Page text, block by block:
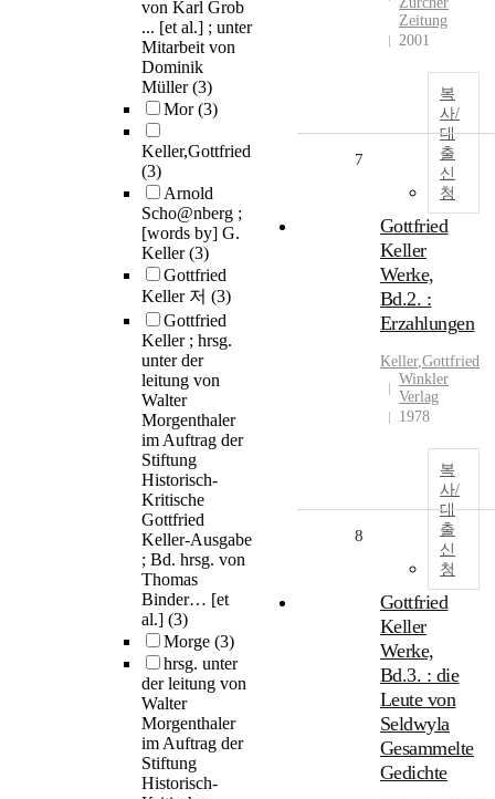
von Karl Grob
... [et al.] ; unter
Mitarbeit von
Dominik
Müller(3)
Mor(3)
Keller,Gottfried
(3)
Arnold
Scho@nberg ;
[words by] G.
Keller(3)
Gottfried
Keller 저 (3)
Gottfried
Keller ; hrsg.
unter der
leitung von
Walter
Morgenthaler
im Auftrag der
Stiftung
Historisch-
Kritische
Gottfried
Keller-Ausgabe
; Bd. hrsg. von
Thomas
Binder… [et
al.] (3)
Morge (3)
hrsg. unter
der leitung von
Walter
Morgenthaler
im Auftrag der
Stiftung
Historisch-
Zeitung
2001
복
사/
대
출
신
청
7
Gottfried
Keller
Werke,
Bd.2. :
Erzahlungen
Keller,Gottfried
Winkler
Verlag
1978
복
사/
대
출
신
청
8
Gottfried
Keller
Werke,
Bd.3. : die
Leute von
Seldwyla
Gesammelte
Gedichte